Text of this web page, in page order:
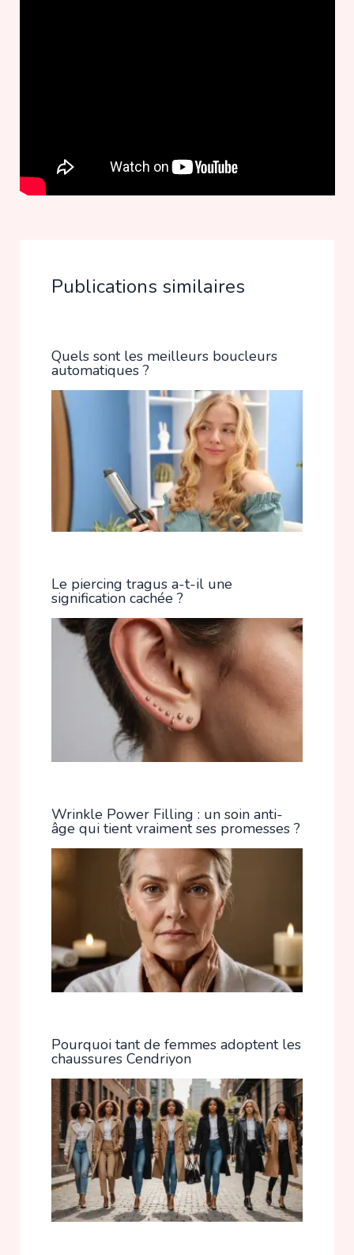
Publications similaires
Quels sont les meilleurs boucleurs
automatiques ?
Le piercing tragus a-t-il une
signification cachée ?
Wrinkle Power Filling : un soin anti-
âge qui tient vraiment ses promesses ?
Pourquoi tant de femmes adoptent les
chaussures Cendriyon